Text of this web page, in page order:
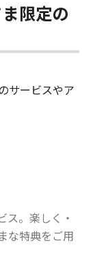
限定の
サービスやア
ス。楽しく・
な特典をご用